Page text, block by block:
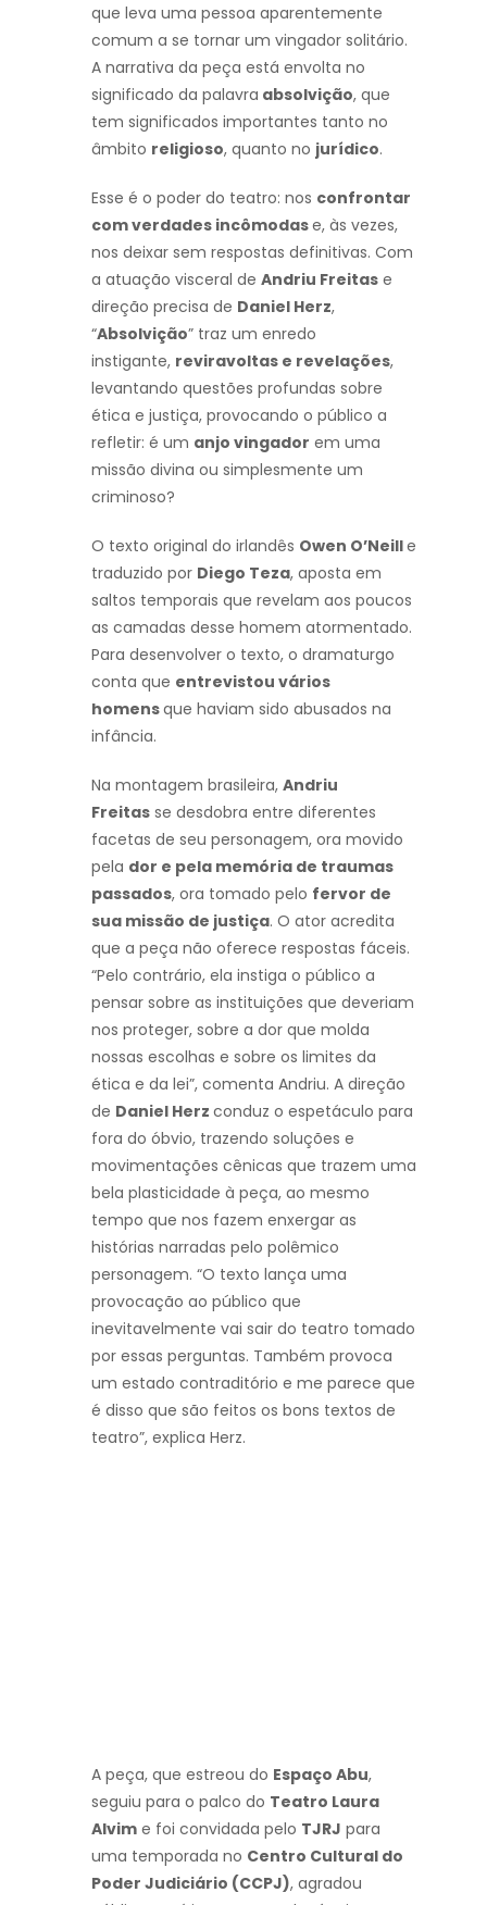
que leva uma pessoa aparentemente
comum a se tornar um vingador solitário.
A narrativa da peça está envolta no
significado da palavra absolvição, que
tem significados importantes tanto no
âmbito religioso, quanto no jurídico.
Esse é o poder do teatro: nos confrontar
com verdades incômodase, às vezes,
nos deixar sem respostas definitivas. Com
a atuação visceral de Andriu Freitas e
direção precisa de Daniel Herz,
“Absolvição” traz um enredo
instigante, reviravoltas e revelações,
levantando questões profundas sobre
ética e justiça, provocando o público a
refletir: é um anjo vingador em uma
missão divina ou simplesmente um
criminoso?
O texto original do irlandês Owen O’Neille
traduzido por Diego Teza, aposta em
saltos temporais que revelam aos poucos
as camadas desse homem atormentado.
Para desenvolver o texto, o dramaturgo
conta que entrevistou vários
homensque haviam sido abusados na
infância.
Na montagem brasileira, Andriu
Freitas se desdobra entre diferentes
facetas de seu personagem, ora movido
pela dor e pela memória de traumas
passados, ora tomado pelo fervor de
sua missão de justiça. O ator acredita
que a peça não oferece respostas fáceis.
“Pelo contrário, ela instiga o público a
pensar sobre as instituições que deveriam
nos proteger, sobre a dor que molda
nossas escolhas e sobre os limites da
ética e da lei”, comenta Andriu. A direção
de Daniel Herz conduz o espetáculo para
fora do óbvio, trazendo soluções e
movimentações cênicas que trazem uma
bela plasticidade à peça, ao mesmo
tempo que nos fazem enxergar as
histórias narradas pelo polêmico
personagem. “O texto lança uma
provocação ao público que
inevitavelmente vai sair do teatro tomado
por essas perguntas. Também provoca
um estado contraditório e me parece que
é disso que são feitos os bons textos de
teatro”, explica Herz.
A peça, que estreou do Espaço Abu,
seguiu para o palco do Teatro Laura
Alvim e foi convidada pelo TJRJ para
uma temporada no Centro Cultural do
Poder Judiciário (CCPJ), agradou